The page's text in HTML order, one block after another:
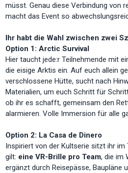
müsst. Genau diese Verbindung von
macht das Event so
Ihr habt die Wahl zwischen zwei
Option 1: Arctic Survival
Hier taucht jede:r Teilnehmende mit
die eisige Arktis ein. Auf euch allein
verschlossene Hütte, sucht nach
Materialien, um euch Schritt für
ob ihr es schafft, gemeinsam den
alarmieren. Volle Immersion für alle
Option 2: La Casa de Dinero
Inspiriert von der Kultserie sitzt ihr im
gilt: eine VR-Brille pro Team, die im
ergänzt durch Reisepässe, Baupläne